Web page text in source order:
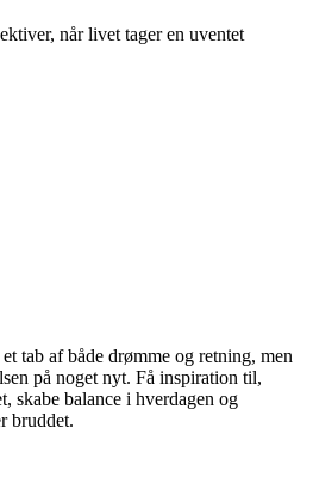
når livet tager en uventet
tab af både drømme og retning, men
på noget nyt. Få inspiration til,
skabe balance i hverdagen og
bruddet.